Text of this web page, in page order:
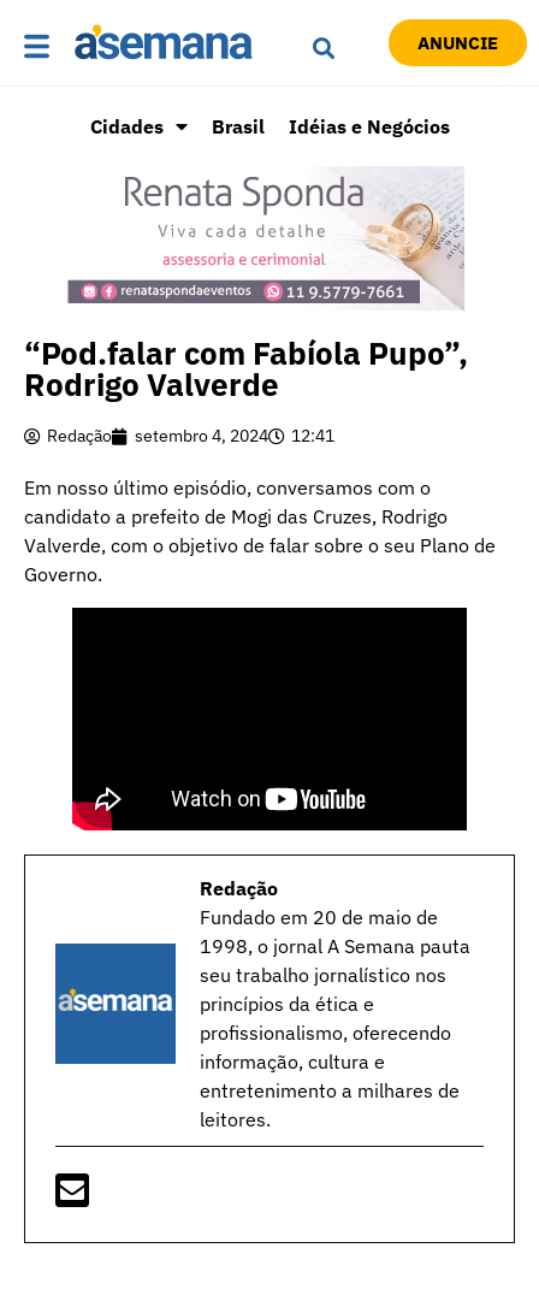
ANUNCIE
Cidades Brasil Idéias e Negócios
“Pod.falar com Fabíola Pupo”,
Rodrigo Valverde
Redação setembro 4, 2024 12:41
Em nosso último episódio, conversamos com o
candidato a prefeito de Mogi das Cruzes, Rodrigo
Valverde, com o objetivo de falar sobre o seu Plano de
Governo.
Redação
Fundado em 20 de maio de
1998, o jornal A Semana pauta
seu trabalho jornalístico nos
princípios da ética e
profissionalismo, oferecendo
informação, cultura e
entretenimento a milhares de
leitores.